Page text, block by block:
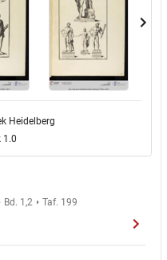
Heidelberg
1.0
Bd. 1,2 Taf. 199